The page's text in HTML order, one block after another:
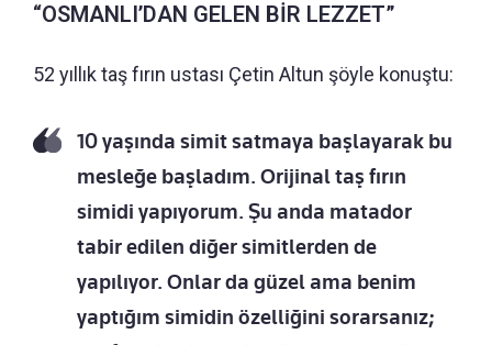
“OSMANLI’DAN GELEN BİR LEZZET”
52 yıllık taş fırın ustası Çetin Altun şöyle konuştu:
10 yaşında simit satmaya başlayarak bu
mesleğe başladım. Orijinal taş fırın
simidi yapıyorum. Şu anda matador
tabir edilen diğer simitlerden de
yapılıyor. Onlar da güzel ama benim
yaptığım simidin özelliğini sorarsanız;